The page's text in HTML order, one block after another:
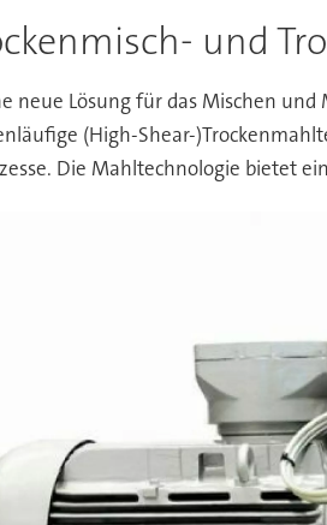
und
neue Lösung für das Mischen
(High-Shear-
Die Mahltechnologie bietet